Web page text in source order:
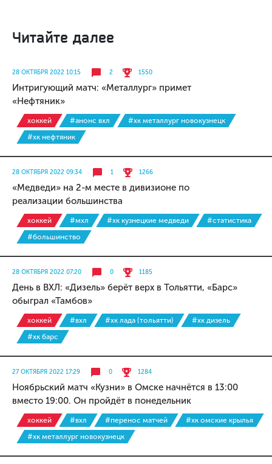
Читайте далее
28 ОКТЯБРЯ 2022 10:15 2 1550
Интригующий матч: «Металлург» примет
«Нефтяник»
хоккей #анонс вхл
#хк металлург новокузнецк
#хк нефтяник
28 ОКТЯБРЯ 2022 09:34 1 1266
«Медведи» на 2-м месте в дивизионе по
реализации большинства
хоккей #мхл #хк кузнецкие медведи
#статистика
#большинство
28 ОКТЯБРЯ 2022 07:20 0 1185
День в ВХЛ: «Дизель» берёт верх в Тольятти, «Барс»
обыграл «Тамбов»
хоккей #вхл #хк лада (тольятти)
#хк дизель
#хк барс
27 ОКТЯБРЯ 2022 17:29 0 1284
Ноябрьский матч «Кузни» в Омске начнётся в 13:00
вместо 19:00. Он пройдёт в понедельник
хоккей #вхл #перенос матчей
#хк омские крылья
#хк металлург новокузнецк